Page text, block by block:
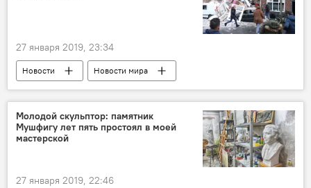
27 января 2019, 23:34
Новости
Новости мира
Происшествия
ЖИЗНЬ
Молодой скульптор: памятник
Мушфигу лет пять простоял в моей
мастерской
27 января 2019, 22:46